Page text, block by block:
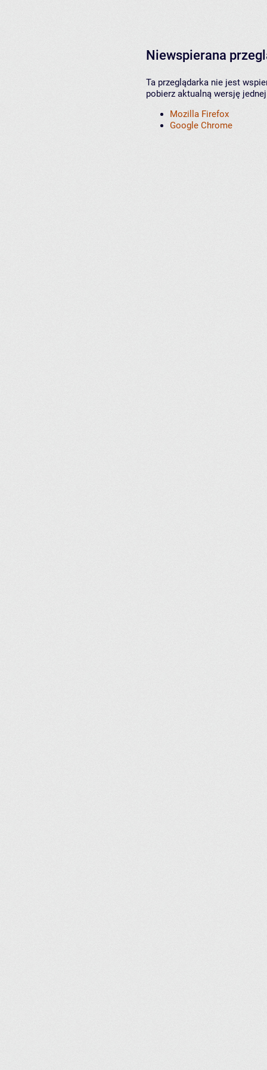
Niewspierana
Ta przeglądarka nie jest
pobierz aktualną wersję
Mozilla Firefox
Google Chrome